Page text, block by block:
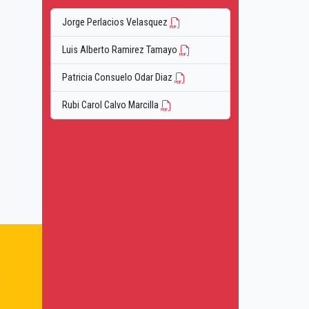
Jorge Perlacios Velasquez
Luis Alberto Ramirez Tamayo
Patricia Consuelo Odar Diaz
Rubi Carol Calvo Marcilla